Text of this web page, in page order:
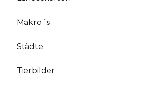
Makro´s
Städte
Tierbilder